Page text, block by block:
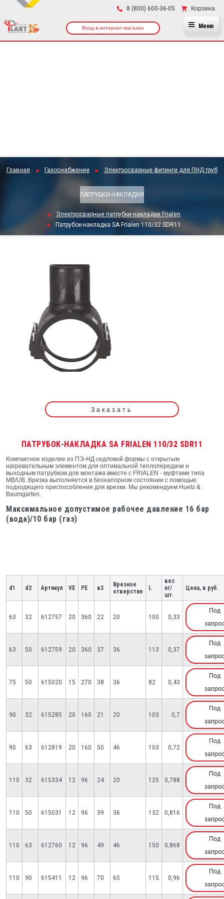
8 (800) 600-36-05 Корзина
Вход в интернет-магазин Меню
Главная Газоснабжение Электросварные фитинги для ПНД труб
ПАТРУБКИ-НАКЛАДКИ
Электросварные патрубки-накладки Frialen
Патрубок-накладка SA Frialen 110/32 SDR11
Заказать
ПАТРУБОК-НАКЛАДКА SA FRIALEN 110/32 SDR11
Компактное изделие из ПЭ-НД седловой формы с открытым
нагревательным элементом для оптимальной теплопередачи и
выходным патрубком для монтажа вместе с FRIALEN - муфтами типа
МВ/UB. Врезка выполняется в безнапорном состоянии с помощью
подходящего приспособления для врезки. Мы рекомендуем Huetz &
Baumgarten.
Максимальное допустимое рабочее давление 16 бар
(вода)/10 бар (газ)
d1 d2 Артикул VE PE в3
Врезное
отверстие
L
вес
кг/
шт.
Цена, в руб.
63 32 612757 20 360 22 20 100 0,33
Под
запрос
63 50 612759 20 360 37 36 113 0,37
Под
запрос
75 50 615020 15 270 38 36 82 0,43
Под
запрос
90 32 615285 20 160 21 20 103 0,7
Под
запрос
90 63 612819 20 160 50 46 103 0,72
Под
запрос
110 32 615334 12 96 24 20 125 0,788
Под
запрос
110 50 615031 12 96 39 36 132 0,816
Под
запрос
110 63 612760 12 96 49 46 150 0,868
Под
запрос
110 90 615411 12 96 70 65 115 0,96
Под
запрос
×